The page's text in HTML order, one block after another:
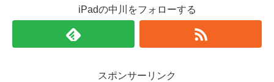
iPadの中川をフォローする
スポンサーリンク